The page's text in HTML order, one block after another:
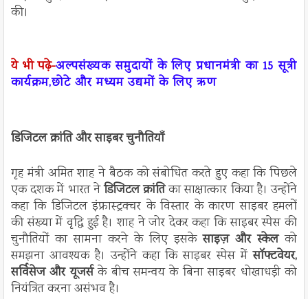
की।
ये भी पढ़े-अल्पसंख्यक समुदायों के लिए प्रधानमंत्री का 15 सूत्री
कार्यक्रम,छोटे और मध्यम उद्यमों के लिए ऋण
डिजिटल क्रांति और साइबर चुनौतियाँ
गृह मंत्री अमित शाह ने बैठक को संबोधित करते हुए कहा कि पिछले
एक दशक में भारत नेडिजिटल क्रांतिका साक्षात्कार किया है। उन्होंने
कहा कि डिजिटल इंफ्रास्ट्रक्चर के विस्तार के कारण साइबर हमलों
की संख्या में वृद्धि हुई है। शाह ने जोर देकर कहा कि साइबर स्पेस की
चुनौतियों का सामना करने के लिए इसकेसाइज़ और स्केलको
समझना आवश्यक है। उन्होंने कहा कि साइबर स्पेस मेंसॉफ्टवेयर,
सर्विसेज और यूजर्सके बीच समन्वय के बिना साइबर धोखाधड़ी को
नियंत्रित करना असंभव है।